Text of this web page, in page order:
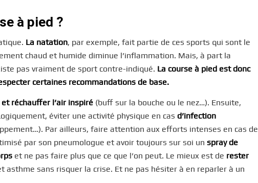
à pied ?
La natation, par exemple, fait partie de ces sports qui sont le
chaud et humide diminue l’inflammation. Mais, à part la
pas vraiment de sport contre-indiqué. La course à pied est donc
certaines recommandations de base.
réchauffer l’air inspiré (buff sur la bouche ou le nez…). Ensuite,
éviter une activité physique en cas d’infection
Par ailleurs, faire attention aux efforts intenses en cas de
par son pneumologue et avoir toujours sur soi un spray de
et ne pas faire plus que ce que l’on peut. Le mieux est de rester
asthme sans risquer la crise. Et ne pas hésiter à en reparler à un